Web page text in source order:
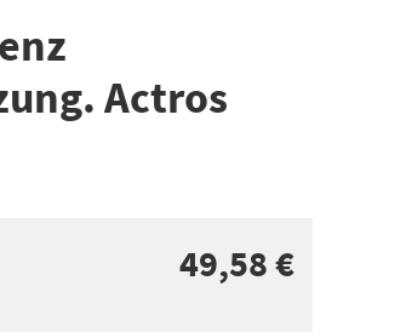
Actros
49,58 €